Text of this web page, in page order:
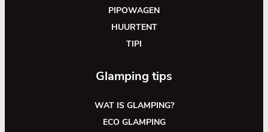
PIPOWAGEN
HUURTENT
TIPI
Glamping tips
WAT IS GLAMPING?
ECO GLAMPING